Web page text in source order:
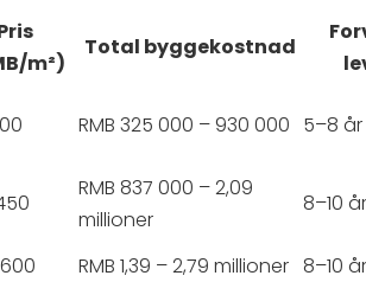
m²)
Total byggekostnad
RMB 325 000 – 930 000 5–8 år
RMB 837 000 – 2,09
millioner
8–10 år
RMB 1,39 – 2,79 millioner 8–10 år